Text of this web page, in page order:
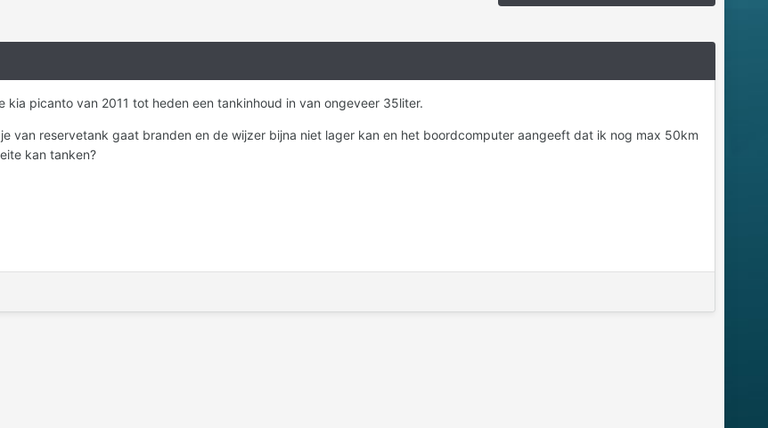
kia picanto van 2011 tot heden een tankinhoud in van ongeveer 35liter.
van reservetank gaat branden en de wijzer bijna niet lager kan en het boordcomputer aangeeft dat ik nog max 50km
kan tanken?